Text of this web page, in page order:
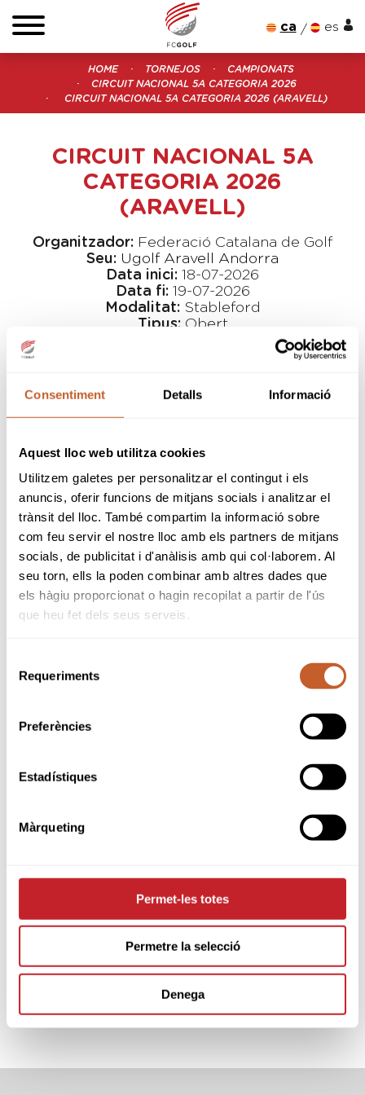
Consentiment Detalls Informació
Aquest lloc web utilitza cookies
Utilitzem galetes per personalitzar el contingut i els
anuncis, oferir funcions de mitjans socials i analitzar el
trànsit del lloc. També compartim la informació sobre
com feu servir el nostre lloc amb els partners de mitjans
socials, de publicitat i d'anàlisis amb qui col·laborem. Al
seu torn, ells la poden combinar amb altres dades que
els hàgiu proporcionat o hagin recopilat a partir de l'ús
que heu fet dels seus serveis.
Requeriments
Preferències
Estadístiques
Màrqueting
Permet-les totes
Permetre la selecció
Denega
ca es
HOME TORNEJOS
CAMPIONATS
CIRCUIT NACIONAL 5A CATEGORIA 2026
CIRCUIT NACIONAL 5A CATEGORIA 2026 (ARAVELL)
CIRCUIT NACIONAL 5A
CATEGORIA 2026
(ARAVELL)
Organitzador: Federació Catalana de Golf
Seu: Ugolf Aravell Andorra
Data inici: 18-07-2026
Data fi: 19-07-2026
Modalitat: Stableford
Tipus: Obert
SNR INF ALV